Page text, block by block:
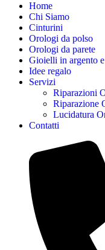
Home
Chi Siamo
Cinturini
Orologi da polso
Orologi da parete
Gioielli in argento
Idee regalo
Servizi
Riparazioni
Riparazione
Lucidatura
Contatti